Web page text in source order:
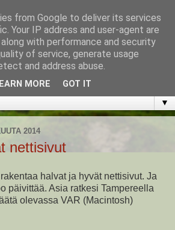
hetki tarjoaa tilaisuuden muuttaa
▼
2014
nettisivut
halvat ja hyvät nettisivut. Ja
päivittää. Asia ratkesi Tampereella
olevassa VAR (Macintosh)
from Google to deliver its services
Your IP address and user-agent are
with performance and security
of service, generate usage
and address abuse.
MORE GOT IT